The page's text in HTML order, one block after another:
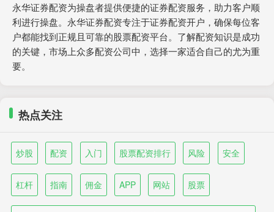
永华证券配资为操盘者提供便捷的证券配资服务，助力客户顺
利进行操盘。永华证券配资专注于证券配资开户，确保每位客
户都能找到正规且可靠的股票配资平台。了解配资知识是成功
的关键，市场上众多配资公司中，选择一家适合自己的尤为重
要。
热点关注
炒股 配资 入门 股票配资排行 风险 安全
杠杆 指南 佣金 APP 网站 股票